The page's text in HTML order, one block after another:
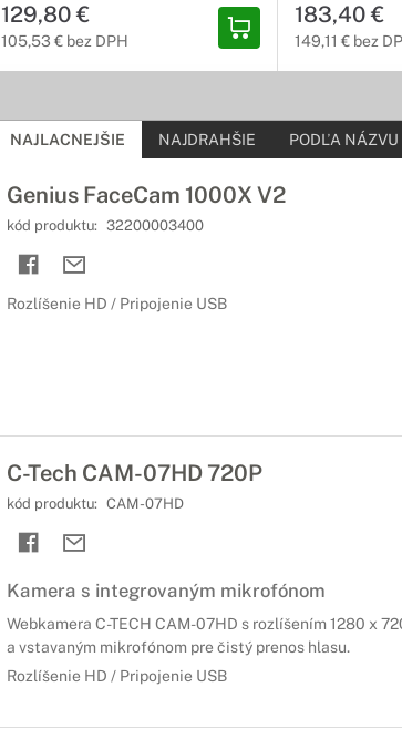
129,80 €
105,53 € bez DPH
183,40 €
149,11 € bez
NAJLACNEJŠIE NAJDRAHŠIE PODĽA
Genius FaceCam 1000X V2
kód produktu: 32200003400
Rozlíšenie HD / Pripojenie USB
C-Tech CAM-07HD 720P
kód produktu: CAM-07HD
Kamera s integrovaným mikrofónom
Webkamera C-TECH CAM-07HD s rozlíšením 1280 x
a vstavaným mikrofónom pre čistý prenos hlasu.
Rozlíšenie HD / Pripojenie USB